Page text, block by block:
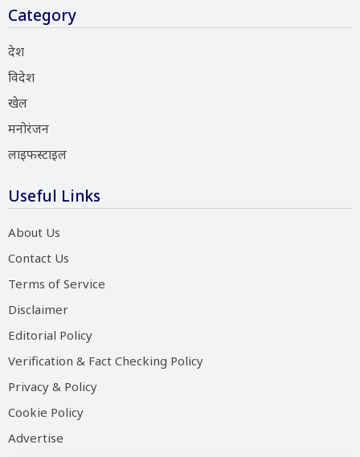
Category
देश
विदेश
खेल
मनोरंजन
लाइफस्टाइल
Useful Links
About Us
Contact Us
Terms of Service
Disclaimer
Editorial Policy
Verification & Fact Checking Policy
Privacy & Policy
Cookie Policy
Advertise